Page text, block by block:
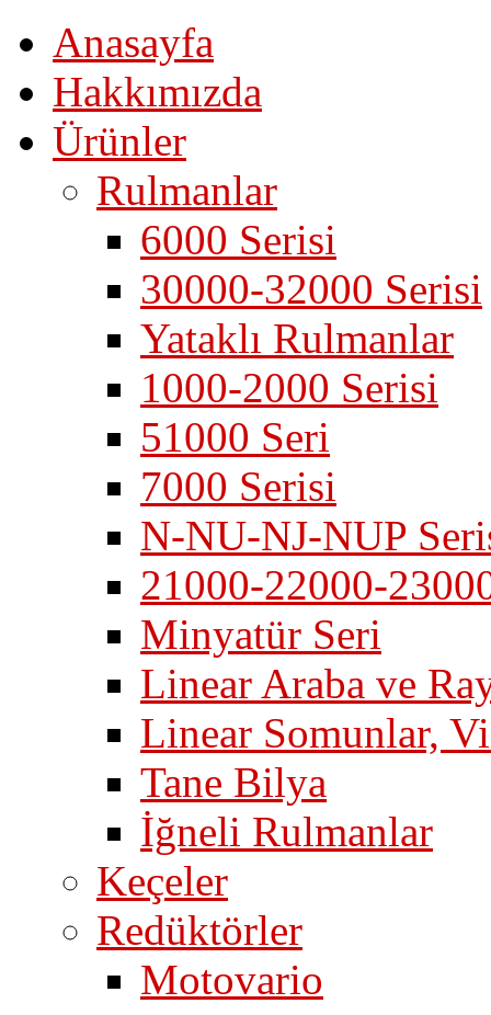
Anasayfa
Hakkımızda
Ürünler
Rulmanlar
6000 Serisi
30000-32000 Serisi
Yataklı Rulmanlar
1000-2000 Serisi
51000 Seri
7000 Serisi
N-NU-NJ-NUP
21000-22000-
Minyatür Seri
Linear Araba ve
Linear Somunlar,
Tane Bilya
İğneli Rulmanlar
Keçeler
Redüktörler
Motovario